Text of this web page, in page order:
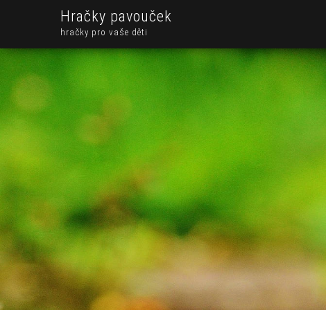
Hračky pavouček
hračky pro vaše děti